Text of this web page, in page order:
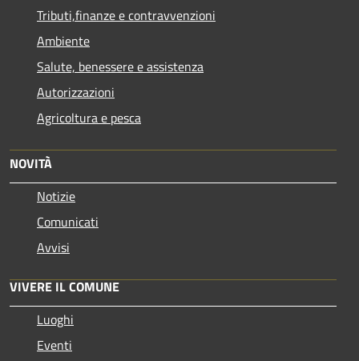
Tributi,finanze e contravvenzioni
Ambiente
Salute, benessere e assistenza
Autorizzazioni
Agricoltura e pesca
NOVITÀ
Notizie
Comunicati
Avvisi
VIVERE IL COMUNE
Luoghi
Eventi